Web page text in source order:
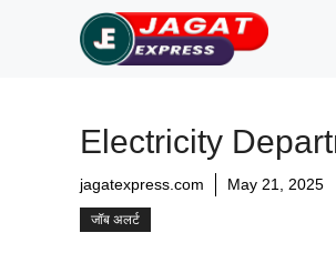
Electricity
jagatexpress.com May 21, 2025
जॉब अलर्ट